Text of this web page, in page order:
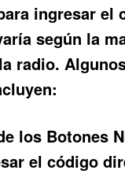
ingresar el
según la
radio.
los Botones
el código